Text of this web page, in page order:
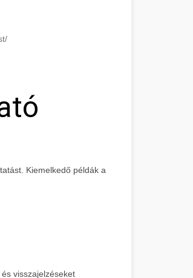
Kiemelkedő példák a
visszajelzéseket